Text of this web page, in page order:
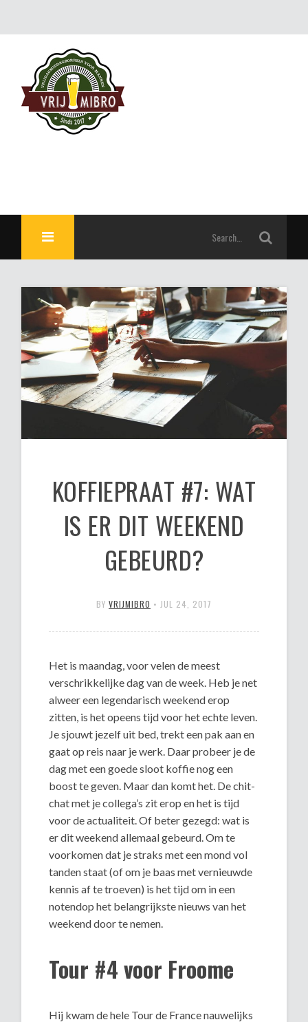
KOFFIEPRAAT #7: WAT
IS ER DIT WEEKEND
GEBEURD?
BY VRIJMIBRO • JUL 24, 2017
Het is maandag, voor velen de meest
verschrikkelijke dag van de week. Heb je net
alweer een legendarisch weekend erop
zitten, is het opeens tijd voor het echte leven.
Je sjouwt jezelf uit bed, trekt een pak aan en
gaat op reis naar je werk. Daar probeer je de
dag met een goede sloot koffie nog een
boost te geven. Maar dan komt het. De chit-
chat met je collega’s zit erop en het is tijd
voor de actualiteit. Of beter gezegd: wat is
er dit weekend allemaal gebeurd. Om te
voorkomen dat je straks met een mond vol
tanden staat (of om je baas met vernieuwde
kennis af te troeven) is het tijd om in een
notendop het belangrijkste nieuws van het
weekend door te nemen.
Tour #4 voor Froome
Hij kwam de hele Tour de France nauwelijks